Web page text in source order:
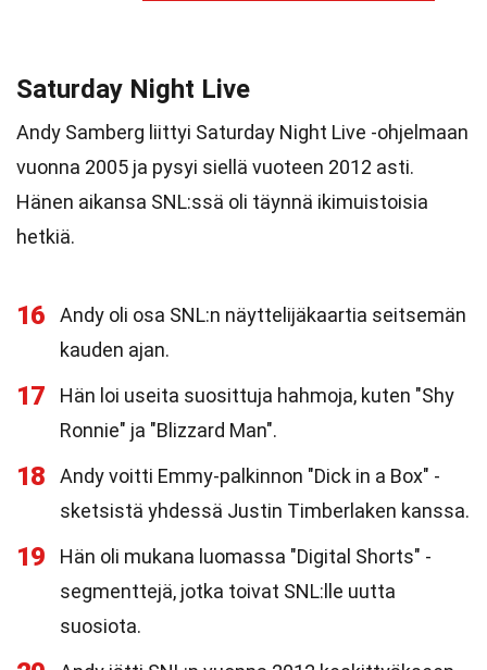
Saturday Night Live
Andy Samberg liittyi Saturday Night Live -ohjelmaan
vuonna 2005 ja pysyi siellä vuoteen 2012 asti.
Hänen aikansa SNL:ssä oli täynnä ikimuistoisia
hetkiä.
16
Andy oli osa SNL:n näyttelijäkaartia seitsemän
kauden ajan.
17
Hän loi useita suosittuja hahmoja, kuten "Shy
Ronnie" ja "Blizzard Man".
18
Andy voitti Emmy-palkinnon "Dick in a Box" -
sketsistä yhdessä Justin Timberlaken kanssa.
19
Hän oli mukana luomassa "Digital Shorts" -
segmenttejä, jotka toivat SNL:lle uutta
suosiota.